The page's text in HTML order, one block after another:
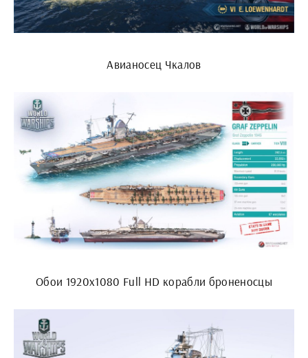
Авианосец Чкалов
Обои 1920х1080 Full HD корабли броненосцы